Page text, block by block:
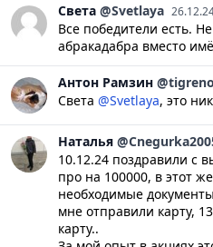
Света @Svetlaya
Все победители есть.
абракадабра вместо
Антон Рамзин
Света @Svetlaya, это
Наталья
10.12.24 поздравили с
про на 100000, в этот
необходимые
мне отправили карту,
карту..